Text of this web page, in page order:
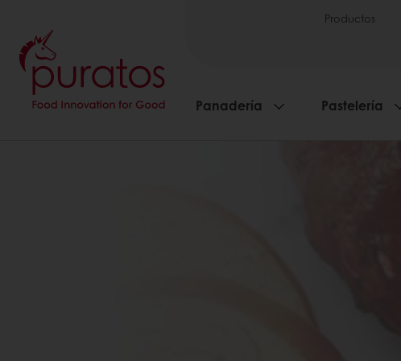
Productos
Panadería Pastelería